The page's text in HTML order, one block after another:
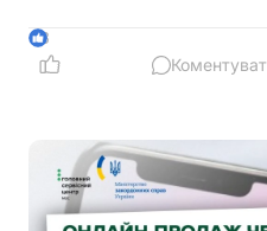
заборону залишати
автомобілях або на
3